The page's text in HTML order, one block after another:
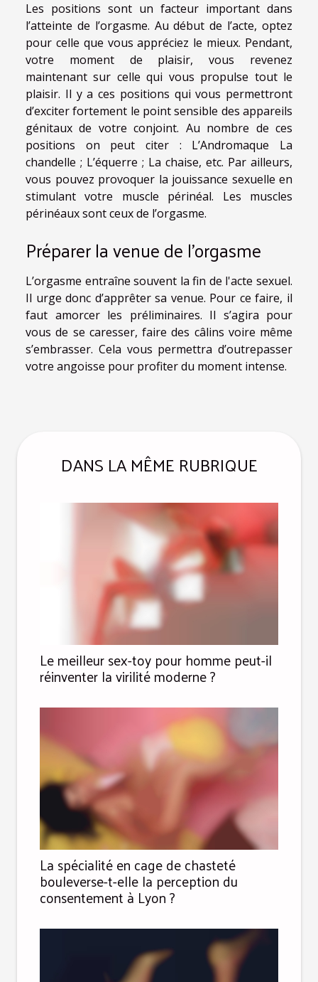
Les positions sont un facteur important dans
l’atteinte de l’orgasme. Au début de l’acte, optez
pour celle que vous appréciez le mieux. Pendant,
votre moment de plaisir, vous revenez
maintenant sur celle qui vous propulse tout le
plaisir. Il y a ces positions qui vous permettront
d’exciter fortement le point sensible des appareils
génitaux de votre conjoint. Au nombre de ces
positions on peut citer : L’Andromaque La
chandelle ; L’équerre ; La chaise, etc. Par ailleurs,
vous pouvez provoquer la jouissance sexuelle en
stimulant votre muscle périnéal. Les muscles
périnéaux sont ceux de l’orgasme.
Préparer la venue de l’orgasme
L’orgasme entraîne souvent la fin de l'acte sexuel.
Il urge donc d’apprêter sa venue. Pour ce faire, il
faut amorcer les préliminaires. Il s’agira pour
vous de se caresser, faire des câlins voire même
s’embrasser. Cela vous permettra d’outrepasser
votre angoisse pour profiter du moment intense.
DANS LA MÊME RUBRIQUE
Le meilleur sex-toy pour homme peut-il
réinventer la virilité moderne ?
La spécialité en cage de chasteté
bouleverse-t-elle la perception du
consentement à Lyon ?